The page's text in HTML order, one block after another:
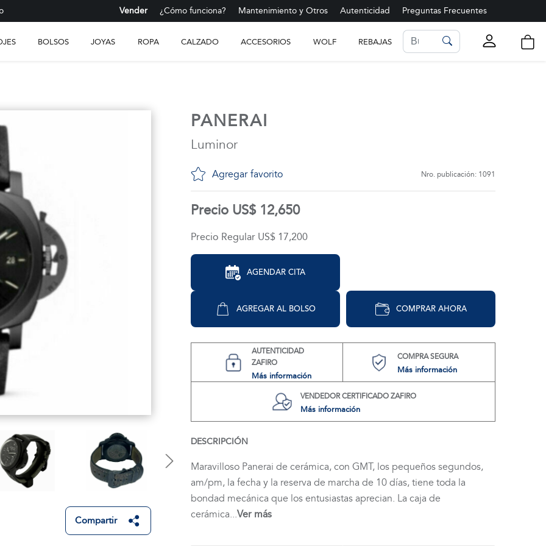
Vender ¿Cómo funciona? Mantenimiento y Otros Autenticidad Preguntas Frecuentes
BOLSOS JOYAS ROPA CALZADO ACCESORIOS WOLF REBAJAS
Compartir
PANERAI
Luminor
Agregar favorito Nro. publicación: 1091
Precio US$ 12,650
Precio Regular US$ 17,200
AGENDAR CITA
AGREGAR AL BOLSO COMPRAR AHORA
AUTENTICIDAD
ZAFIRO
Más información
COMPRA SEGURA
Más información
VENDEDOR CERTIFICADO ZAFIRO
Más información
DESCRIPCIÓN
Maravilloso Panerai de cerámica, con GMT, los pequeños segundos,
am/pm, la fecha y la reserva de marcha de 10 días, tiene toda la
bondad mecánica que los entusiastas aprecian. La caja de
cerámica...Ver más
LISTA DE FAVORITOS